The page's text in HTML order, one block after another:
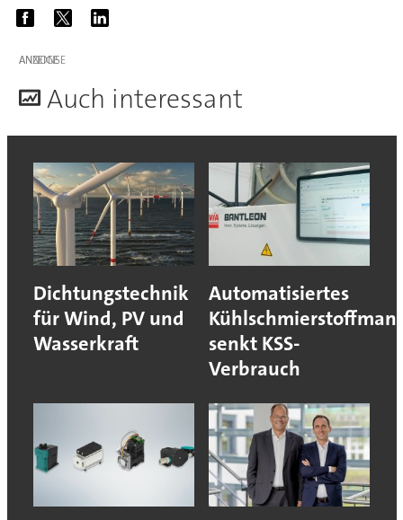
ANZEIGE
Auch interessant
Dichtungstechnik
für Wind, PV und
Wasserkraft
Automatisiertes
senkt KSS-
Verbrauch